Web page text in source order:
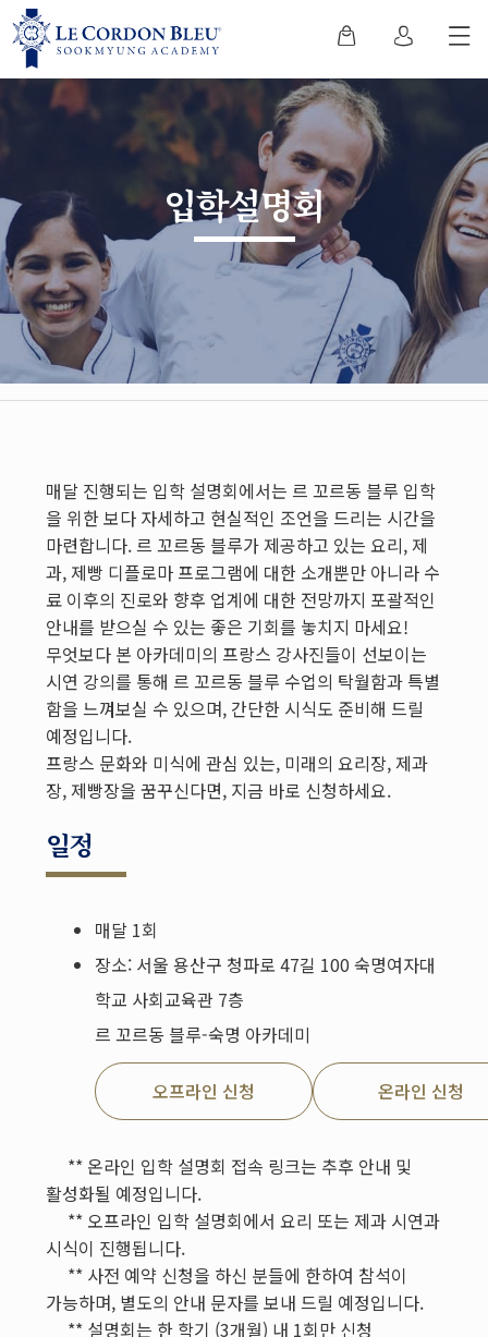
입학설명회
매달 진행되는 입학 설명회에서는 르 꼬르동 블루 입학
을 위한 보다 자세하고 현실적인 조언을 드리는 시간을
마련합니다. 르 꼬르동 블루가 제공하고 있는 요리, 제
과, 제빵 디플로마 프로그램에 대한 소개뿐만 아니라 수
료 이후의 진로와 향후 업계에 대한 전망까지 포괄적인
안내를 받으실 수 있는 좋은 기회를 놓치지 마세요!
무엇보다 본 아카데미의 프랑스 강사진들이 선보이는
시연 강의를 통해 르 꼬르동 블루 수업의 탁월함과 특별
함을 느껴보실 수 있으며, 간단한 시식도 준비해 드릴
예정입니다.
프랑스 문화와 미식에 관심 있는, 미래의 요리장, 제과
장, 제빵장을 꿈꾸신다면, 지금 바로 신청하세요.
일정
매달 1회
장소: 서울 용산구 청파로 47길 100 숙명여자대
학교 사회교육관 7층
르 꼬르동 블루-숙명 아카데미
오프라인 신청 온라인 신청
** 온라인 입학 설명회 접속 링크는 추후 안내 및
활성화될 예정입니다.
** 오프라인 입학 설명회에서 요리 또는 제과 시연과
시식이 진행됩니다.
** 사전 예약 신청을 하신 분들에 한하여 참석이
가능하며, 별도의 안내 문자를 보내 드릴 예정입니다.
** 설명회는 한 학기 (3개월) 내 1회만 신청